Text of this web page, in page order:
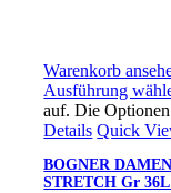
Warenkorb
Ausführung
auf. Die
Details Quick
BOGNER
STRETCH Gr